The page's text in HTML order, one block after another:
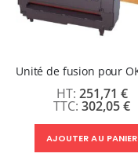
302,05 €
251,71 €
AJOUTER AU PANIER
0,00 €
0,00 €